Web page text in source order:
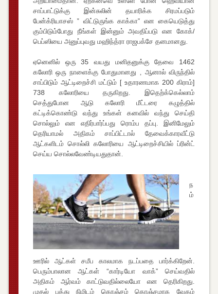
சாப்பாட்டுக்கு இன்சுலின் தயாரிக்க சிரமப்படும்
பேன்க்ரியாசஸ் ” விட்டுருங்க காக்கா” என கையெடுத்து
கும்பிடும்போது நீங்கள் இன்னும் அவதிப்படு என கோக்/
பெப்ஸியை அனுப்புவது மஹிந்த்ரா ராஜபக்சே தனமானது.
ஏனெனில் ஒரு 35 வயது மனிதனுக்கு தேவை 1462
கலோரி ஒரு நாளைக்கு போதுமானது , ஆனால் விருந்தில்
சாப்பிடும் ஆட்டிறைச்சி மட்டும் [ உதாரணமாக 200 கிராம்]
738 கலோரியை தருகிறது. இதெற்க்கெல்லாம்
செத்துபோன ஆடு கலோரி மீட்டரை கழுத்தில்
கட்டிக்கொண்டு வந்து உங்கள் கனவில் வந்து செய்தி
சொல்லும் என எதிர்பார்ப்பது ரொம்ப தப்பு. இனிமேலும்
தெரியாமல் அதிகம் சாப்பிட்டால் தேவைக்காரவீட்டு
ஆட்களிடம் சொல்லி கலோரியை ஆட்டிறைச்சியில் ப்ரின்ட்
செய்ய சொல்லவேண்டியதுதான்.
ந
ம்
ஊரில் ஆட்கள் சமீப காலமாக நடப்பதை பார்க்கிறேன்.
பெரும்பாலான ஆட்கள் “கார்டியோ வாக்” செய்வதில்
அதிகம் ஆர்வம் காட்டுவதில்லையோ என தெரிகிறது.
முதல் பத்து நிமிடம் கொஞ்சம் கொஞ்சமாக வேகம்